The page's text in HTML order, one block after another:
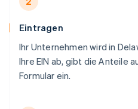
Eintragen
Ihr Unternehmen wird in
Ihre EIN ab, gibt die Anteile
Formular ein.